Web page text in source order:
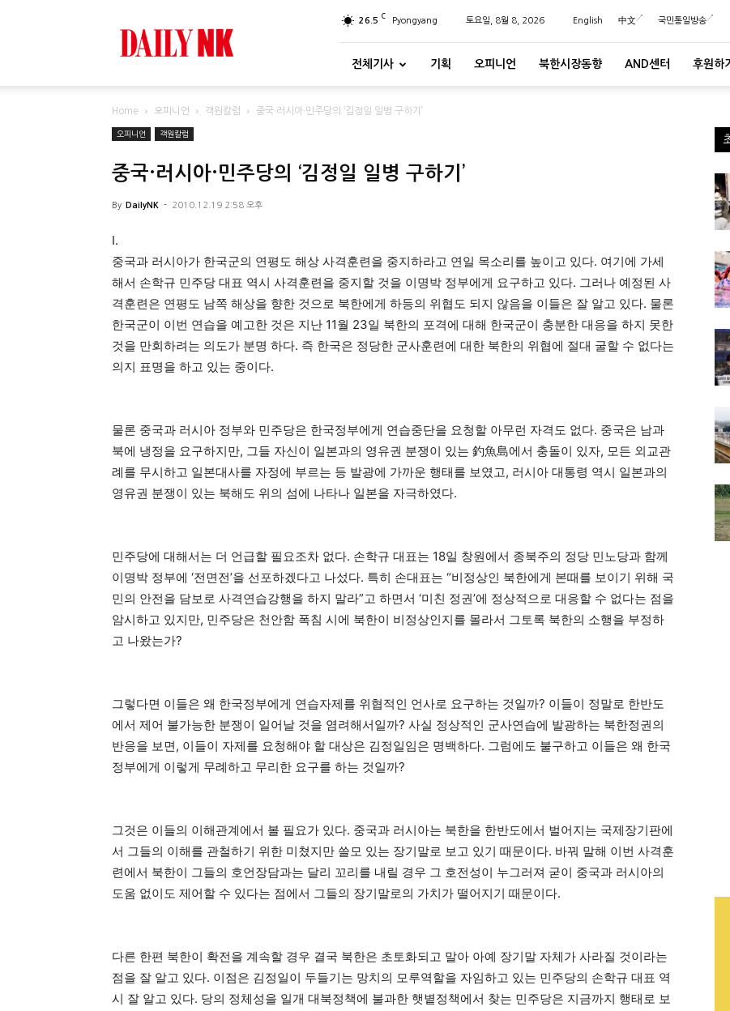
26.5 C Pyongyang 토요일, 8월 8, 2026 English 中文 국민통일방송
전체기사 기획 오피니언 북한시장동향 AND센터 후원하기
Home 오피니언 객원칼럼 중국·러시아·민주당의 ‘김정일 일병 구하기’
오피니언 객원칼럼
중국·러시아·민주당의 ‘김정일 일병 구하기’
By DailyNK - 2010.12.19 2:58 오후
I.
중국과 러시아가 한국군의 연평도 해상 사격훈련을 중지하라고 연일 목소리를 높이고 있다. 여기에 가세
해서 손학규 민주당 대표 역시 사격훈련을 중지할 것을 이명박 정부에게 요구하고 있다. 그러나 예정된 사
격훈련은 연평도 남쪽 해상을 향한 것으로 북한에게 하등의 위협도 되지 않음을 이들은 잘 알고 있다. 물론
한국군이 이번 연습을 예고한 것은 지난 11월 23일 북한의 포격에 대해 한국군이 충분한 대응을 하지 못한
것을 만회하려는 의도가 분명 하다. 즉 한국은 정당한 군사훈련에 대한 북한의 위협에 절대 굴할 수 없다는
의지 표명을 하고 있는 중이다.
물론 중국과 러시아 정부와 민주당은 한국정부에게 연습중단을 요청할 아무런 자격도 없다. 중국은 남과
북에 냉정을 요구하지만, 그들 자신이 일본과의 영유권 분쟁이 있는 釣魚島에서 충돌이 있자, 모든 외교관
례를 무시하고 일본대사를 자정에 부르는 등 발광에 가까운 행태를 보였고, 러시아 대통령 역시 일본과의
영유권 분쟁이 있는 북해도 위의 섬에 나타나 일본을 자극하였다.
민주당에 대해서는 더 언급할 필요조차 없다. 손학규 대표는 18일 창원에서 종북주의 정당 민노당과 함께
이명박 정부에 ‘전면전’을 선포하겠다고 나섰다. 특히 손대표는 “비정상인 북한에게 본때를 보이기 위해 국
민의 안전을 담보로 사격연습강행을 하지 말라”고 하면서 ‘미친 정권’에 정상적으로 대응할 수 없다는 점을
암시하고 있지만, 민주당은 천안함 폭침 시에 북한이 비정상인지를 몰라서 그토록 북한의 소행을 부정하
고 나왔는가?
그렇다면 이들은 왜 한국정부에게 연습자제를 위협적인 언사로 요구하는 것일까? 이들이 정말로 한반도
에서 제어 불가능한 분쟁이 일어날 것을 염려해서일까? 사실 정상적인 군사연습에 발광하는 북한정권의
반응을 보면, 이들이 자제를 요청해야 할 대상은 김정일임은 명백하다. 그럼에도 불구하고 이들은 왜 한국
정부에게 이렇게 무례하고 무리한 요구를 하는 것일까?
그것은 이들의 이해관계에서 볼 필요가 있다. 중국과 러시아는 북한을 한반도에서 벌어지는 국제장기판에
서 그들의 이해를 관철하기 위한 미쳤지만 쓸모 있는 장기말로 보고 있기 때문이다. 바꿔 말해 이번 사격훈
련에서 북한이 그들의 호언장담과는 달리 꼬리를 내릴 경우 그 호전성이 누그러져 굳이 중국과 러시아의
도움 없이도 제어할 수 있다는 점에서 그들의 장기말로의 가치가 떨어지기 때문이다.
다른 한편 북한이 확전을 계속할 경우 결국 북한은 초토화되고 말아 아예 장기말 자체가 사라질 것이라는
점을 잘 알고 있다. 이점은 김정일이 두들기는 망치의 모루역할을 자임하고 있는 민주당의 손학규 대표 역
시 잘 알고 있다. 당의 정체성을 일개 대북정책에 불과한 햇볕정책에서 찾는 민주당은 지금까지 행태로 보